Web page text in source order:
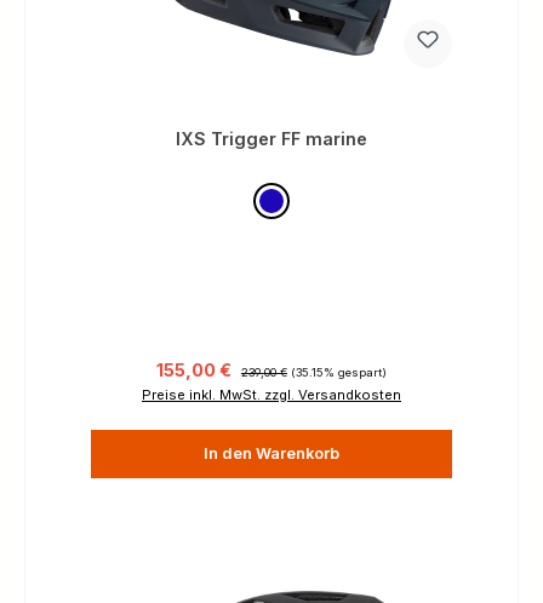
IXS Trigger FF marine
Verkaufspreis:
155,00 € 239,00 € (35.15% gespart)
Preise inkl. MwSt. zzgl. Versandkosten
In den Warenkorb